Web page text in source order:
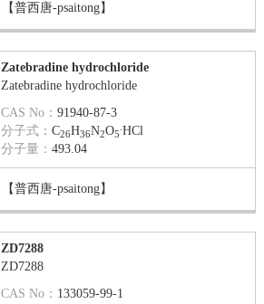
【普西唐-psaitong】
Zatebradine hydrochloride
Zatebradine hydrochloride
CAS No：91940-87-3
分子式：C26H36N2O5
.HCl
分子量：493.04
【普西唐-psaitong】
ZD7288
ZD7288
CAS No： 133059-99-1